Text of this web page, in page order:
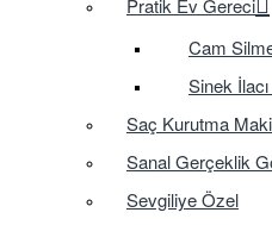
Cam
Sinek
Saç Kurutma
Sanal Gerçeklik
Sevgiliye Özel